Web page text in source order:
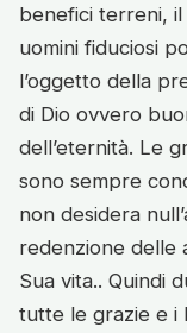
benefici terreni, il
uomini fiduciosi
l’oggetto della
di Dio ovvero
dell’eternità. Le
sono sempre
non desidera
redenzione delle
Sua vita.. Quindi
tutte le grazie e i